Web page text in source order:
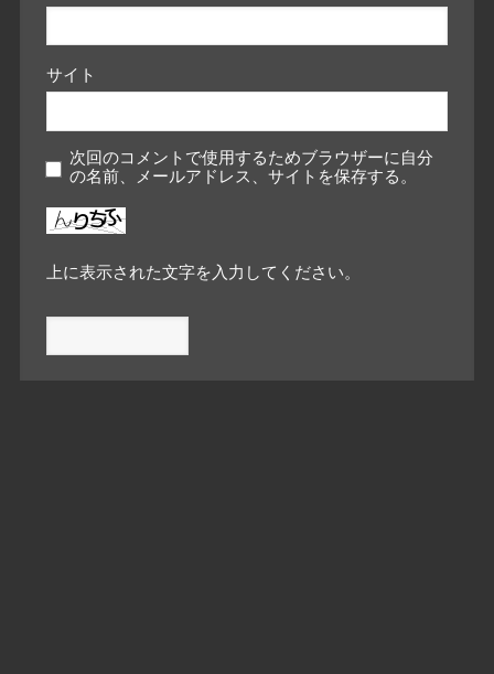
サイト
次回のコメントで使用するためブラウザーに自分
の名前、メールアドレス、サイトを保存する。
上に表示された文字を入力してください。